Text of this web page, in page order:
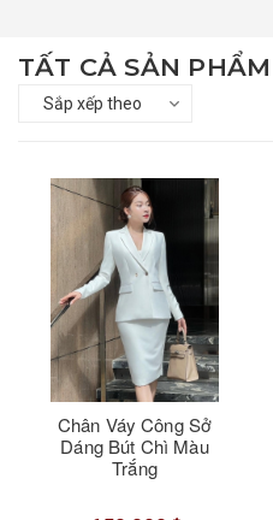
TẤT CẢ SẢN PHẨM
Sắp xếp theo
Chân Váy Công Sở
Dáng Bút Chì Màu
Trắng